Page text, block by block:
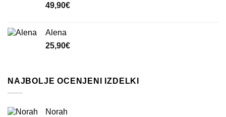
49,90€
Alena
25,90€
NAJBOLJE OCENJENI IZDELKI
Norah